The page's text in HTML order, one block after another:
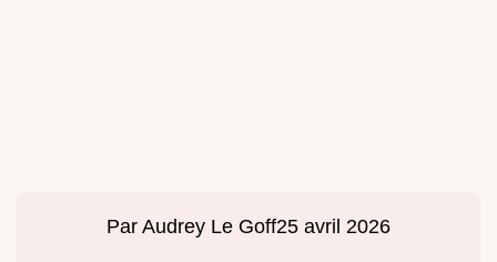
Par Audrey Le Goff25 avril 2026